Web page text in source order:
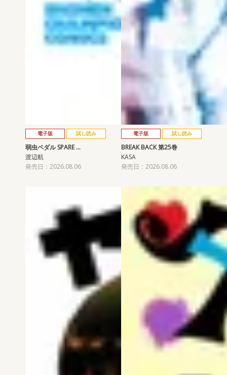
電子版 試し読み
弱虫ペダル SPARE …
渡辺航
発売日：2026.08.06
電子版 試し読み
BREAK BACK 第25巻
KASA
発売日：2026.08.06